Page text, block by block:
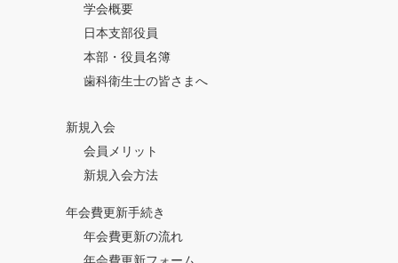
学会概要
日本支部役員
本部・役員名簿
歯科衛生士の皆さまへ
新規入会
会員メリット
新規入会方法
年会費更新手続き
年会費更新の流れ